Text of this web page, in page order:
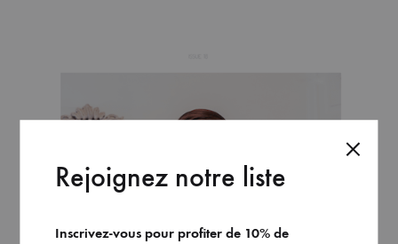
Rejoignez notre liste
Inscrivez-vous pour profiter de 10% de